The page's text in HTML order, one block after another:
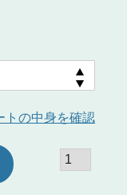
トの中身を確認